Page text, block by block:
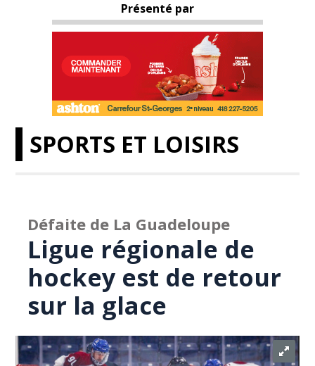
Présenté par
SPORTS ET LOISIRS
Défaite de La Guadeloupe
Ligue régionale de
hockey est de retour
sur la glace